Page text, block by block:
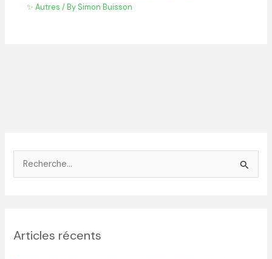
✨ Autres / By Simon Buisson
e
Articles récents